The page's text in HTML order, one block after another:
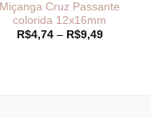
Miçanga Cruz Passante
colorida 12x16mm
R$4,74 – R$9,49Faixa